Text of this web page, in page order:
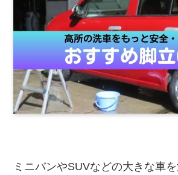
ミニバンやSUVなどの大きな車を